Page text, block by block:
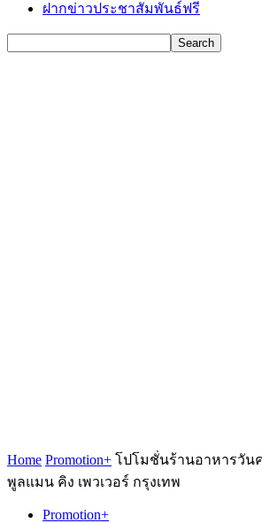
ฝากข่าวประชาสัมพันธ์ฟรี
Home Promotion+ โปโมชั่นร้านอาหารวัน
พูลแมน คิง เพวเวอร์ กรุงเทพ
Promotion+